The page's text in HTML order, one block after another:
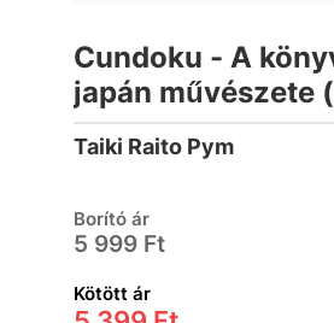
Cundoku - A
japán művészete
Taiki Raito Pym
Borító ár
5 999 Ft
Kötött ár